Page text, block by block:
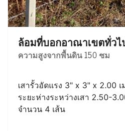
ล้อมที่บอกอาณาเขตทั่วไ
ความสูงจากพื้นดิน 150 ซม
เสารั้วอัดแรง 3" x 3" x 2.00
ระยะห่างระหว่างเสา 2.50-
จำนวน 4 เส้น